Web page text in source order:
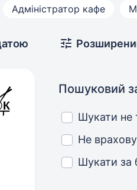
Адміністратор кафе
Пошуковий
Шукати не
Не
Шукати за